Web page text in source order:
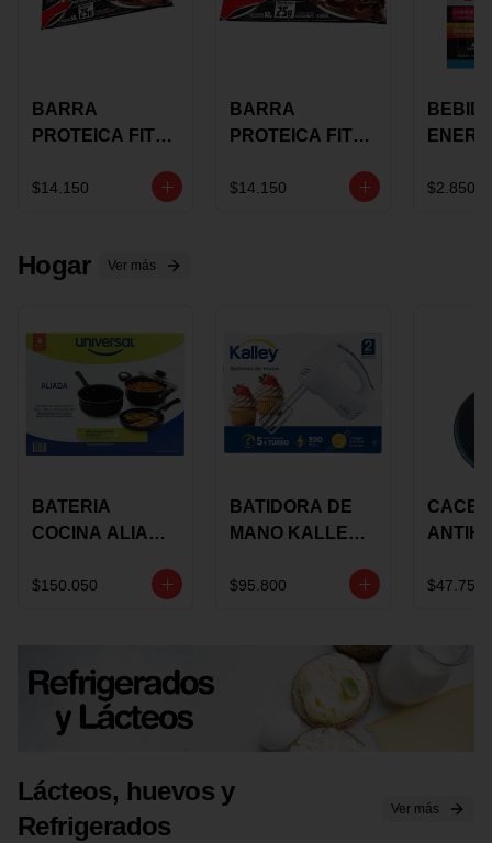
BARRA
PROTEICA FIT
CHOCOLATE X
$14.150
BARRA
PROTEICA FIT
GRS
$14.150
STACK 6G
$2.850
Hogar Ver más
BATERIA
COCINA ALIADA
PIEZAS
$150.050
BATIDORA DE
MANO KALLEY
VELOCIDADES
$95.800
TAPA
$47.750
Lácteos, huevos y
Refrigerados
Ver más